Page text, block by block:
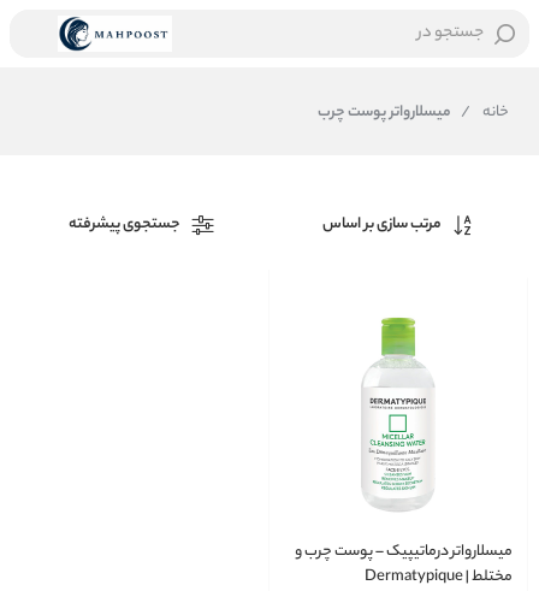
جستجو در
خانه / میسلارواتر پوست چرب
مرتب سازی بر اساس جستجوی پیشرفته
میسلارواتر درماتیپیک – پوست چرب و
مختلط | Dermatypique